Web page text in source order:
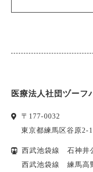
医療法人社団ヅーフ
〒 177-0032
東京都練馬区谷原2-
西武池袋線 石神井
西武池袋線 練馬高